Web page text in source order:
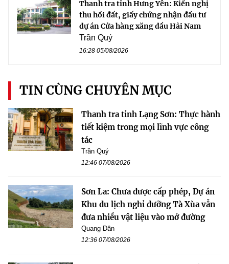
Thanh tra tỉnh Hưng Yên: Kiến nghị
thu hồi đất, giấy chứng nhận đầu tư
dự án Cửa hàng xăng dầu Hải Nam
Trần Quý
16:28 05/08/2026
TIN CÙNG CHUYÊN MỤC
Thanh tra tỉnh Lạng Sơn: Thực hành
tiết kiệm trong mọi lĩnh vực công
tác
Trần Quý
12:46 07/08/2026
Sơn La: Chưa được cấp phép, Dự án
Khu du lịch nghỉ dưỡng Tà Xùa vẫn
đưa nhiều vật liệu vào mở đường
Quang Dân
12:36 07/08/2026